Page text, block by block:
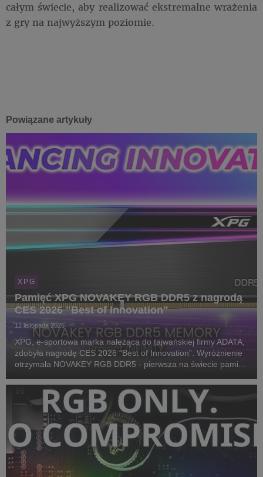
całym świecie, aby realizować ekstremalne wrażenia
z gry na najwyższym poziomie.
Powiązane artykuły
XPG
Pamięć XPG NOVAKEY RGB DDR5 z nagrodą
CES 2026 "Best of Innovation"
12 listopada 2025
XPG, e-sportowa marka należąca do tajwańskiej firmy ADATA,
zdobyła nagrodę CES 2026 “Best of Innovation”. Wyróżnienie
otrzymała NOVAKEY RGB DDR5 - pierwsza na świecie pamięć